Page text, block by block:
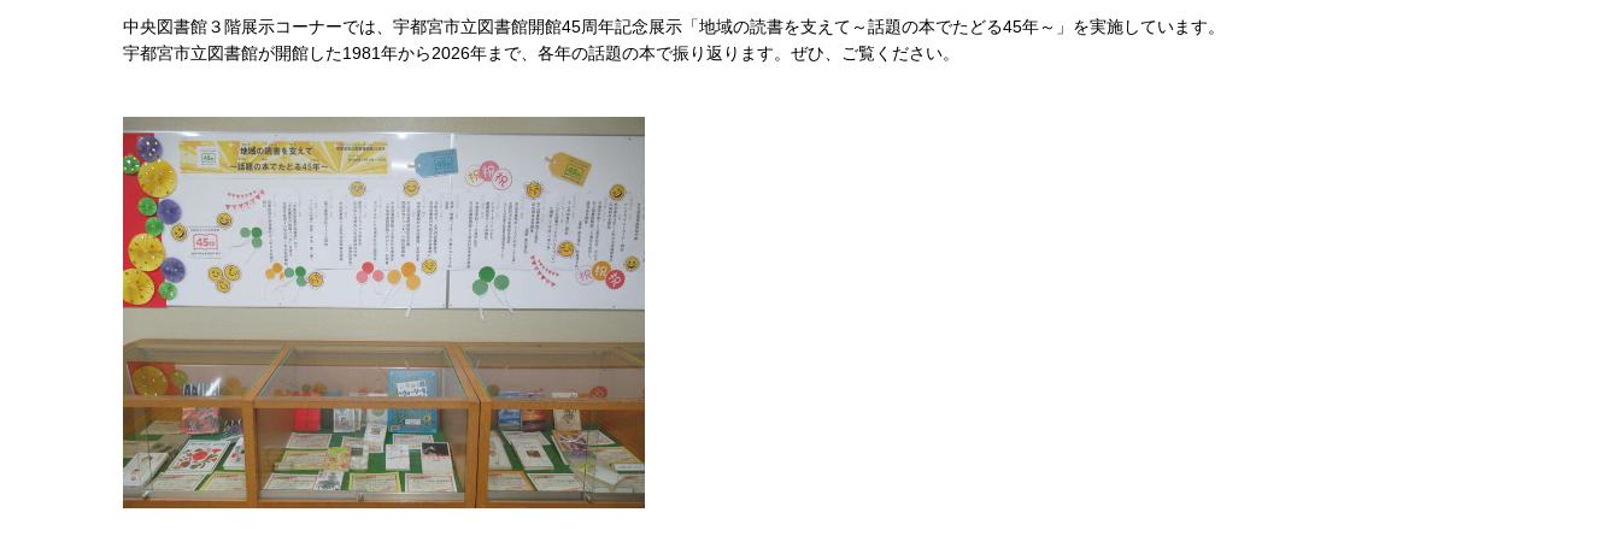
中央図書館３階展示コーナーでは、宇都宮市立図書館開館45周年記念展示「地域の読書を支えて～話題の本でたどる45年～」を実施しています。
宇都宮市立図書館が開館した1981年から2026年まで、各年の話題の本で振り返ります。ぜひ、ご覧ください。